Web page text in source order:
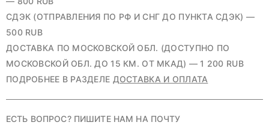
СДЭК (ОТПРАВЛЕНИЯ ПО РФ И СНГ ДО ПУНКТА СДЭК) —
500 RUB
ДОСТАВКА ПО МОСКОВСКОЙ ОБЛ. (ДОСТУПНО ПО
МОСКОВСКОЙ ОБЛ. ДО 15 КМ. ОТ МКАД) — 1 200 RUB
ПОДРОБНЕЕ В РАЗДЕЛЕ ДОСТАВКА И ОПЛАТА
ЕСТЬ ВОПРОС? ПИШИТЕ НАМ НА ПОЧТУ